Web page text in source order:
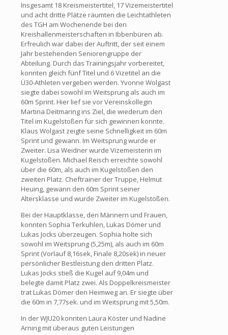
Insgesamt 18 Kreismeistertitel, 17 Vizemeistertitel
und acht dritte Plätze räumten die Leichtathleten
des TGH am Wochenende bei den
Kreishallenmeisterschaften in Ibbenbüren ab.
Erfreulich war dabei der Auftritt, der seit einem
Jahr bestehenden Seniorengruppe der
Abteilung. Durch das Trainingsjahr vorbereitet,
konnten gleich fünf Titel und 6 Vizetitel an die
Ü30-Athleten vergeben werden. Yvonne Wolgast
siegte dabei sowohl im Weitsprung als auch im
60m Sprint. Hier lief sie vor Vereinskollegin
Martina Deitmaring ins Ziel, die wiederum den
Titel im Kugelstoßen für sich gewinnen konnte.
Klaus Wolgast zeigte seine Schnelligkeit im 60m
Sprint und gewann. Im Weitsprung wurde er
Zweiter. Lisa Weidner wurde Vizemeisterin im
Kugelstoßen. Michael Reisch erreichte sowohl
über die 60m, als auch im Kugelstoßen den
zweiten Platz. Cheftrainer der Truppe, Helmut
Heuing, gewann den 60m Sprint seiner
Altersklasse und wurde Zweiter im Kugelstoßen.
Bei der Hauptklasse, den Männern und Frauen,
konnten Sophia Terkuhlen, Lukas Dömer und
Lukas Jocks überzeugen. Sophia holte sich
sowohl im Weitsprung (5,25m), als auch im 60m
Sprint (Vorlauf 8,16sek, Finale 8,20sek) in neuer
persönlicher Bestleistung den dritten Platz.
Lukas Jocks stieß die Kugel auf 9,04m und
belegte damit Platz zwei. Als Doppelkreismeister
trat Lukas Dömer den Heimweg an. Er siegte über
die 60m in 7,77sek. und im Weitsprung mit 5,50m.
In der WJU20 konnten Laura Köster und Nadine
Arning mit überaus guten Leistungen